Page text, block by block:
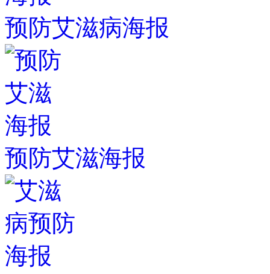
预防艾滋病海报
预防艾滋海报